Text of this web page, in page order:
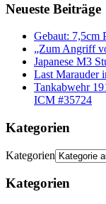
Neueste Beiträge
Gebaut:
„Zum Angriff
Japanese M3
Last Marauder
Tankabwehr
ICM #35724
Kategorien
Kategorien
Kategorien